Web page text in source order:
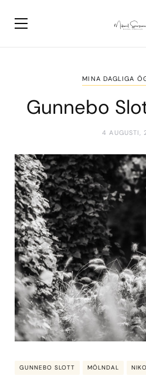
MINA DAGLIGA
Gunnebo
4 AUGUSTI,
GUNNEBO SLOTT MÖLNDAL